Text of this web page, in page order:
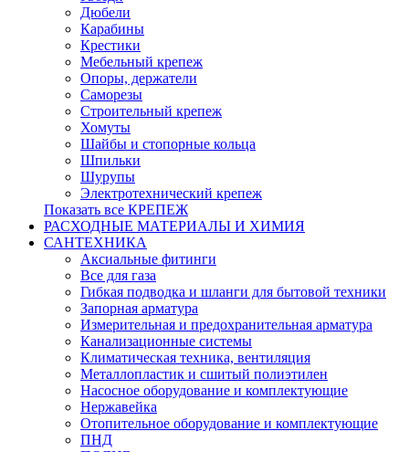
Дюбели
Карабины
Крестики
Мебельный крепеж
Опоры, держатели
Саморезы
Строительный крепеж
Хомуты
Шайбы и стопорные кольца
Шпильки
Шурупы
Электротехнический крепеж
Показать все КРЕПЕЖ
РАСХОДНЫЕ МАТЕРИАЛЫ И ХИМИЯ
САНТЕХНИКА
Аксиальные фитинги
Все для газа
Гибкая подводка и шланги для бытовой техники
Запорная арматура
Измерительная и предохранительная арматура
Канализационные системы
Климатическая техника, вентиляция
Металлопластик и сшитый полиэтилен
Насосное оборудование и комплектующие
Нержавейка
Отопительное оборудование и комплектующие
ПНД